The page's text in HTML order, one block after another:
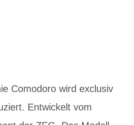
Comodoro wird exclusiv
Entwickelt vom